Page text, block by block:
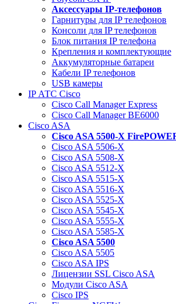
Аксессуары IP-телефонов
Гарнитуры для IP телефонов
Консоли для IP телефонов
Блок питания IP телефона
Крепления и комплектующие
Аккумуляторные батареи
Кабели IP телефонов
USB камеры
IP АТС Cisco
Cisco Call Manager Express
Cisco Call Manager BE6000
Cisco ASA
Cisco ASA 5500-X
Cisco ASA 5506-X
Cisco ASA 5508-X
Cisco ASA 5512-X
Cisco ASA 5515-X
Cisco ASA 5516-X
Cisco ASA 5525-X
Cisco ASA 5545-X
Cisco ASA 5555-X
Cisco ASA 5585-X
Cisco ASA 5500
Cisco ASA 5505
Cisco ASA IPS
Лицензии SSL Cisco ASA
Модули Cisco ASA
Cisco IPS